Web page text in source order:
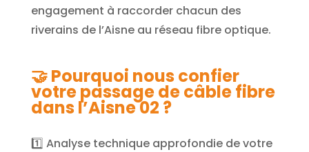
engagement à raccorder chacun des
riverains de l’Aisne au réseau fibre optique.
🤝Pourquoi nous confier
votre passage de câble fibre
dans l’Aisne 02 ?
1️⃣ Analyse technique approfondie de votre